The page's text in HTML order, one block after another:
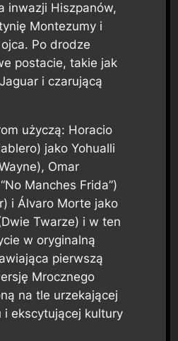
inwazji Hiszpanów,
Montezumy i
Po drodze
postacie, takie jak
i czarującą
użyczą: Horacio
jako Yohualli
Omar
Manches Frida”)
i Álvaro Morte jako
Twarze) i w ten
w oryginalną
pierwszą
Mrocznego
na tle urzekającej
i ekscytującej kultury